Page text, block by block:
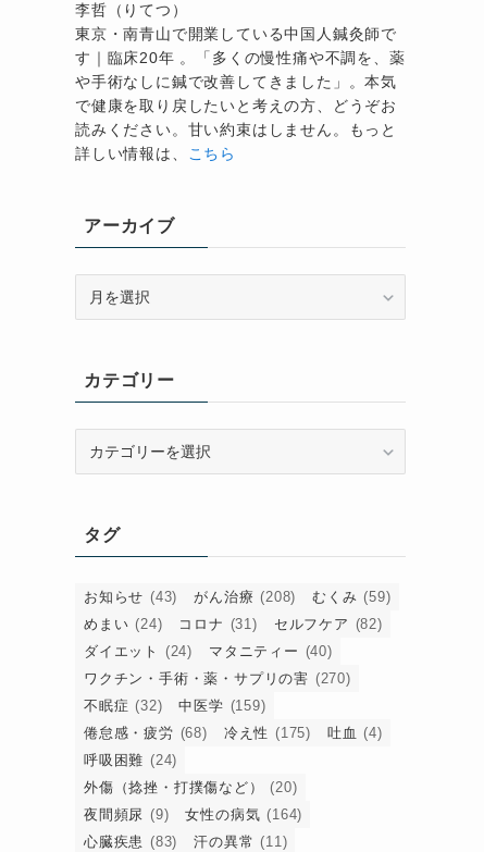
李哲（りてつ）
東京・南青山で開業している中国人鍼灸師で
す｜臨床20年 。「多くの慢性痛や不調を、薬
や手術なしに鍼で改善してきました」。本気
で健康を取り戻したいと考えの方、どうぞお
読みください。甘い約束はしません。もっと
詳しい情報は、 こちら
アーカイブ
ブカテゴリー
ータグ
お知らせ (43) がん治療 (208) むくみ (59)
めまい (24) コロナ (31) セルフケア (82)
ダイエット
(24) マタニティー (40)
ワクチン・手術・薬・サプリの害 (270)
不眠症 (32) 中医学 (159)
倦怠感・疲労 (68) 冷え性 (175) 吐血 (4)
呼吸困難 (24)
外傷（捻挫・打撲傷など）
(20)
夜間頻尿 (9) 女性の病気 (164)
心臓疾患 (83) 汗の異常 (11)